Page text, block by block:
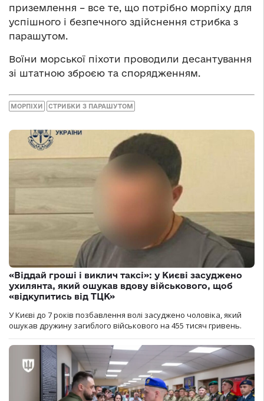
приземлення – все те, що потрібно морпіху для
успішного і безпечного здійснення стрибка з
парашутом.
Воїни морської піхоти проводили десантування
зі штатною зброєю та спорядженням.
МОРПІХИ СТРИБКИ З ПАРАШУТОМ
«Віддай гроші і виклич таксі»: у Києві засуджено
ухилянта, який ошукав вдову військового, щоб
«відкупитись від ТЦК»
У Києві до 7 років позбавлення волі засуджено чоловіка, який
ошукав дружину загиблого військового на 455 тисяч гривень.